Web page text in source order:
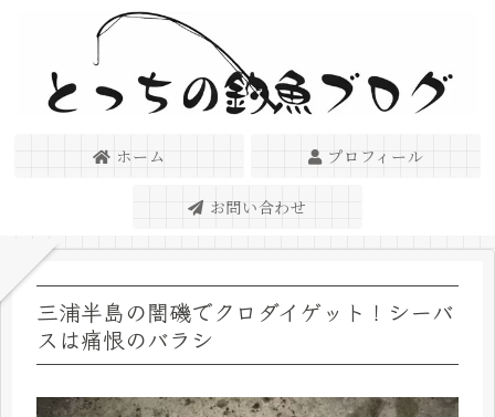
ホーム プロフィール
お問い合わせ
三浦半島の闇磯でクロダイゲット！シーバ
スは痛恨のバラシ